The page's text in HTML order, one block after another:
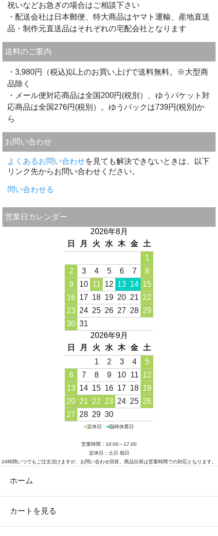
祝いなどお急ぎの場合はご相談下さい
・配送会社は日本郵便、特大商品はヤマト運輸、産地直送
品・制作元直送品はそれぞれの宅配会社となります
送料のご案内
・3,980円（税込)以上のお買い上げで送料無料。※大型商
品除く
・メール便対応商品は全国200円(税別）、ゆうパケット対
応商品は全国276円(税別）。ゆうパックは739円(税別)か
ら
お問い合わせ
よくあるお問い合わせを見ても解決できないときは、以下
リンク先からお問い合わせください。
問い合わせる
営業日カレンダー
2026年8月
日
月 火 水 木 金
土
1
2
3 4 5 6 7
8
9
10 11 12 13 14 15
16 17 18 19 20 21 22
23 24 25 26 27 28 29
30 31
2026年9月
日
月 火 水 木 金
土
1
2 3 4
5
6
7 8 9 10 11 12
13 14 15 16 17 18 19
20 21 22 23 24 25 26
27 28 29 30
■定休日 ■臨時休業日
営業時間：10:00～17:00
定休日：土日 祝日
24時間いつでもご注文頂けますが、お問い合わせ回答、商品出荷は営業時間での対応となります。
ホーム
カートを見る